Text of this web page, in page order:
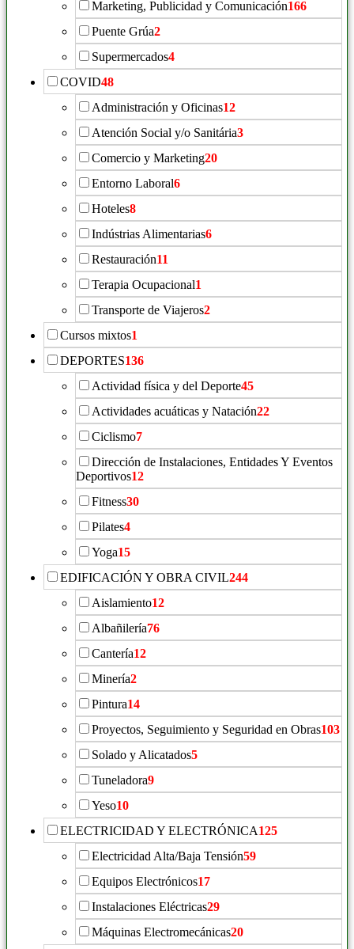
Marketing, Publicidad y Comunicación166
Puente Grúa2
Supermercados4
COVID48
Administración y Oficinas12
Atención Social y/o Sanitária3
Comercio y Marketing20
Entorno Laboral6
Hoteles8
Indústrias Alimentarias6
Restauración11
Terapia Ocupacional1
Transporte de Viajeros2
Cursos mixtos1
DEPORTES136
Actividad física y del Deporte45
Actividades acuáticas y Natación22
Ciclismo7
Dirección de Instalaciones, Entidades Y Eventos
Deportivos12
Fitness30
Pilates4
Yoga15
EDIFICACIÓN Y OBRA CIVIL244
Aislamiento12
Albañilería76
Cantería12
Minería2
Pintura14
Proyectos, Seguimiento y Seguridad en Obras103
Solado y Alicatados5
Tuneladora9
Yeso10
ELECTRICIDAD Y ELECTRÓNICA125
Electricidad Alta/Baja Tensión59
Equipos Electrónicos17
Instalaciones Eléctricas29
Máquinas Electromecánicas20